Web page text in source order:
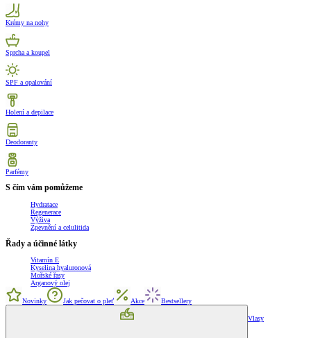
Krémy na nohy
Sprcha a koupel
SPF a opalování
Holení a depilace
Deodoranty
Parfémy
S čím vám pomůžeme
Hydratace
Regenerace
Výživa
Zpevnění a celulitida
Řady a účinné látky
Vitamín E
Kyselina hyaluronová
Mořské řasy
Arganový olej
Novinky Jak pečovat o pleť Akce Bestsellery
Vlasy